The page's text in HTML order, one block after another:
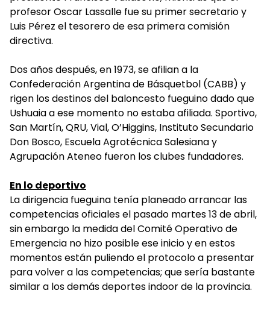
profesor Oscar Lassalle fue su primer secretario y
Luis Pérez el tesorero de esa primera comisión
directiva.
Dos años después, en 1973, se afilian a la
Confederación Argentina de Básquetbol (CABB) y
rigen los destinos del baloncesto fueguino dado que
Ushuaia a ese momento no estaba afiliada. Sportivo,
San Martín, QRU, Vial, O’Higgins, Instituto Secundario
Don Bosco, Escuela Agrotécnica Salesiana y
Agrupación Ateneo fueron los clubes fundadores.
En lo deportivo
La dirigencia fueguina tenía planeado arrancar las
competencias oficiales el pasado martes 13 de abril,
sin embargo la medida del Comité Operativo de
Emergencia no hizo posible ese inicio y en estos
momentos están puliendo el protocolo a presentar
para volver a las competencias; que sería bastante
similar a los demás deportes indoor de la provincia.